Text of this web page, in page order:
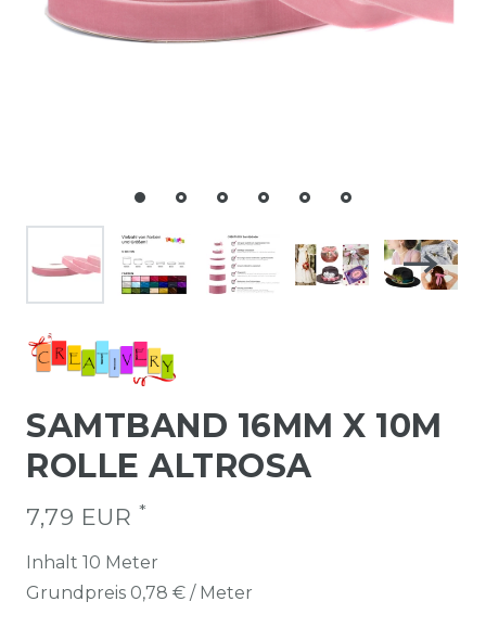
SAMTBAND 16MM X 10M
ROLLE ALTROSA
7,79 EUR *
Inhalt 10 Meter
Grundpreis 0,78 € / Meter